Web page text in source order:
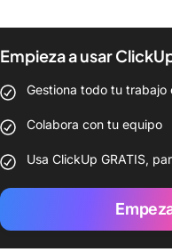
Empieza a usar
Gestiona todo tu trabajo
Colabora con tu equipo
Usa ClickUp GRATIS,